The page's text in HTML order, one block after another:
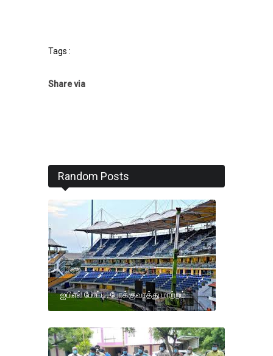
Tags :
Share via
Random Posts
ஐபிஎல் போட்டி: போக்குவரத்து மாற்றம்